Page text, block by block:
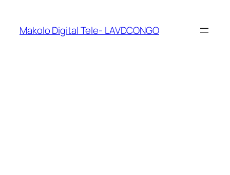
Makolo Digital Tele- LAVDCONGO